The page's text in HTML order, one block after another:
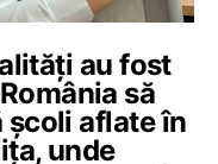
au fost
să
școli aflate în
unde